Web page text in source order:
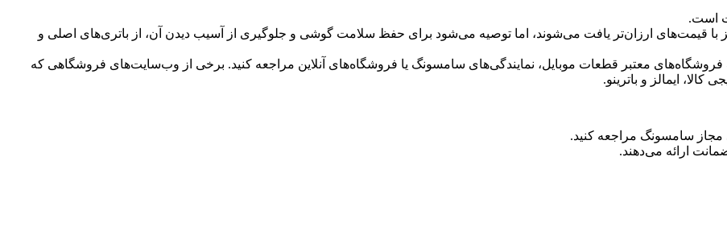
است.
نیز با قیمت‌های ارزان‌تر یافت می‌شوند، اما توصیه می‌شود برای حفظ سلامت گوشی و جلوگیری از آسیب دیدن آن، از باتری‌های اصلی و
فروشگاه‌های معتبر قطعات موبایل، نمایندگی‌های سامسونگ یا فروشگاه‌های آنلاین مراجعه کنید. برخی از وب‌سایت‌های فروشگاهی که
ایمالز و باترینو.
مجاز سامسونگ مراجعه کنید.
ارائه می‌دهند.